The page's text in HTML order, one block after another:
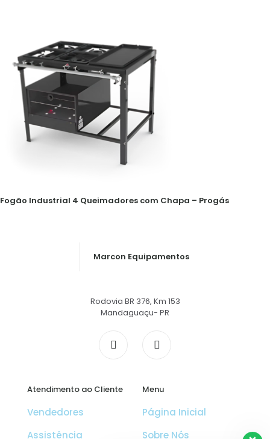
Fogão Industrial 4 Queimadores com Chapa – Progás
Marcon Equipamentos
Rodovia BR 376, Km 153
Mandaguaçu- PR
Atendimento ao Cliente
Vendedores
Assistência
Menu
Página Inicial
Sobre Nós